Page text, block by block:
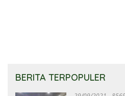
BERITA TERPOPULER